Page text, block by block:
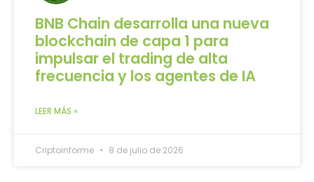
BNB Chain desarrolla una nueva
blockchain de capa 1 para
impulsar el trading de alta
frecuencia y los agentes de IA
LEER MÁS »
Criptoinforme 8 de julio de 2026